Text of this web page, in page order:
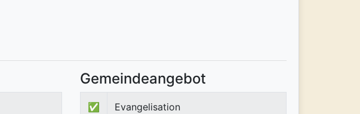
Gemeindeangebot
✅ Evangelisation